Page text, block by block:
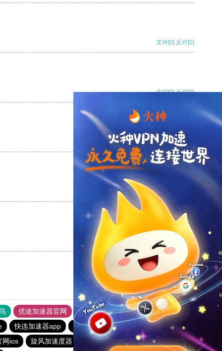
支持[0] 反对[0]
支持[0] 反对[0]
支持[0] 反对
支持
支持 反对 [0]
优途加速器官网 风驰加速器 旋风加速器
八戒看书
快连加速器app 旋风加速度器 ios加速器
一元机场
网ios 旋风加速度器 雷霆加器速 快连加速器app